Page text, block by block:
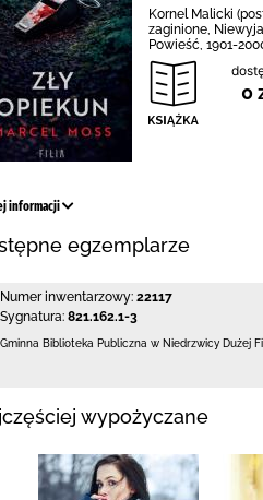
Kornel Malicki
zaginione,
Powieść, 1901-
0
informacji
egzemplarze
Numer inwentarzowy: 22117
Sygnatura: 821.162.1-3
Gminna Biblioteka Publiczna w Niedrzwicy Dużej
wypożyczane